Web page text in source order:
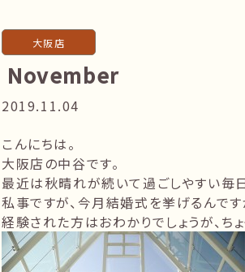
大阪店
November
2019.11.04
こんにちは。
大阪店の中谷です。
最近は秋晴れが続いて過ごしやすい毎
私事ですが、今月結婚式を挙げるんで
経験された方はおわかりでしょうが、ち